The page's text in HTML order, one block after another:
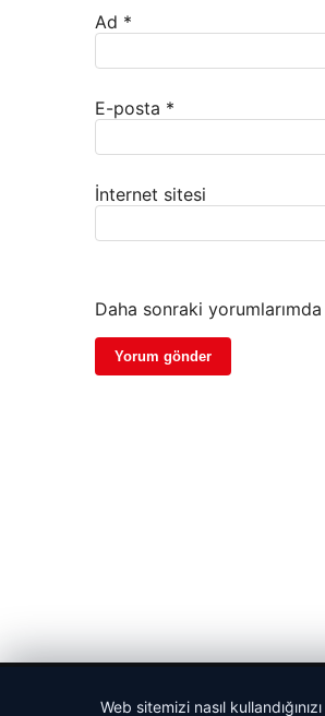
Ad *
E-posta *
İnternet sitesi
Daha sonraki
Web sitemizi nasıl